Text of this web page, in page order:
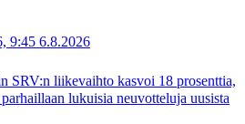
9:45 6.8.2026
SRV:n liikevaihto kasvoi 18 prosenttia,
lukuisia neuvotteluja uusista